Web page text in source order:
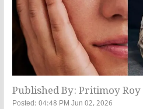
Published By: Pritimoy
Posted: 04:48 PM Jun 02, 2026